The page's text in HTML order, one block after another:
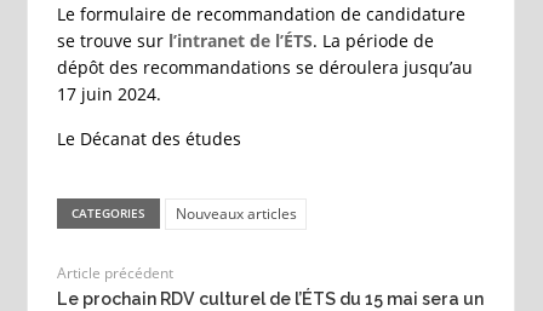
Le formulaire de recommandation de candidature
se trouve sur l’intranet de l’ÉTS. La période de
dépôt des recommandations se déroulera jusqu’au
17 juin 2024.
Le Décanat des études
CATEGORIES Nouveaux articles
Article précédent
Le prochain RDV culturel de l’ÉTS du 15 mai sera un